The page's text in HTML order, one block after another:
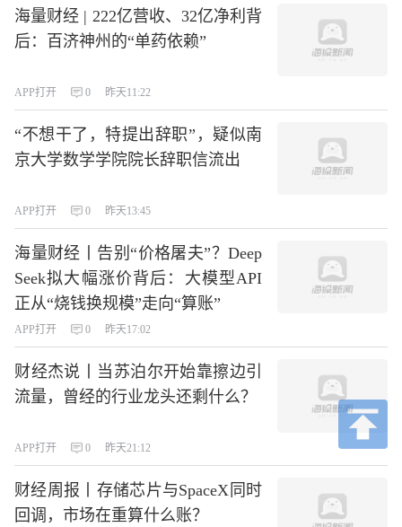
海量财经 | 222亿营收、32亿净利背
后：百济神州的“单药依赖”
APP打开 0 昨天11:22
“不想干了，特提出辞职”，疑似南
京大学数学学院院长辞职信流出
APP打开 0 昨天13:45
海量财经丨告别“价格屠夫”？Deep
Seek拟大幅涨价背后：大模型API
正从“烧钱换规模”走向“算账”
APP打开 0 昨天17:02
财经杰说丨当苏泊尔开始靠擦边引
流量，曾经的行业龙头还剩什么？
APP打开 0 昨天21:12
财经周报丨存储芯片与SpaceX同时
回调，市场在重算什么账？